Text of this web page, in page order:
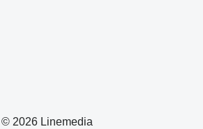
© 2026 Linemedia